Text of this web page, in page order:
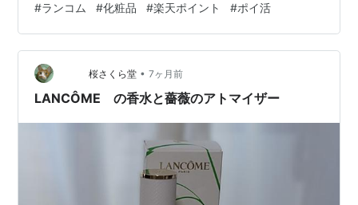
なら「楽天リーベイツ」利用で楽天ポイントが貯まる！
ランコムで楽天ポイント貯めるなら「楽天リーベイツ
（Rebates）」を経由して、利用することにより、＋
10.0％相当の楽天ポイントを貯めることができます。 当
サイトの紹介リンクから楽天リーベイツの新規アカウン
#ランコム #化粧品 #楽天ポイント #ポイ活
桜さくら堂 • 7ヶ月前
LANCÔME の香水と薔薇のアトマイザー